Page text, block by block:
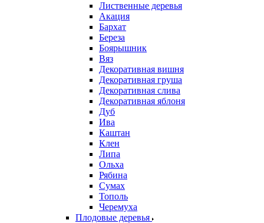
Лиственные деревья
Акация
Бархат
Береза
Боярышник
Вяз
Декоративная вишня
Декоративная груша
Декоративная слива
Декоративная яблоня
Дуб
Ива
Каштан
Клен
Липа
Ольха
Рябина
Сумах
Тополь
Черемуха
Плодовые деревья